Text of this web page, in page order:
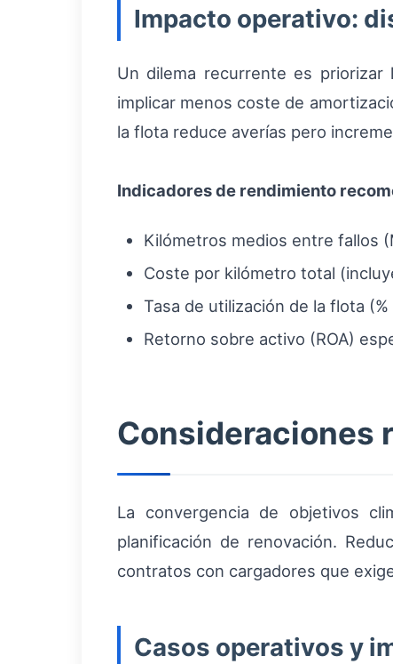
Impacto operativo:
Un dilema recurrente es priorizar
implicar menos coste de
la flota reduce averías pero
Indicadores de rendimiento
Kilómetros medios entre fallos
Coste por kilómetro total
Tasa de utilización de la flota
Retorno sobre activo (ROA)
Consideraciones
La convergencia de objetivos
planificación de renovación.
contratos con cargadores que
Casos operativos y